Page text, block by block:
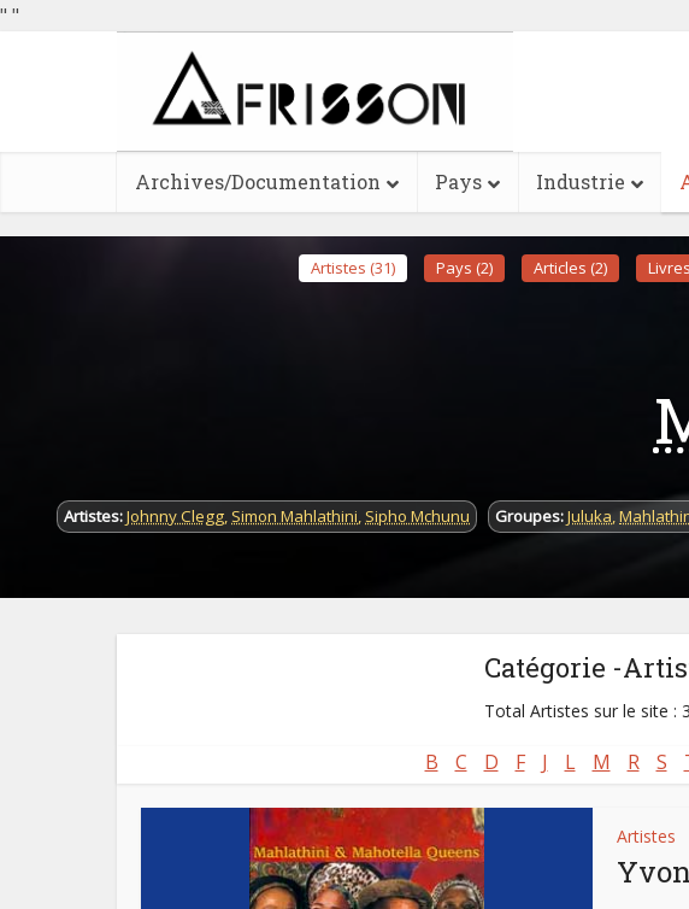
" "
Archives/Documentation Pays Industrie
Artistes (31) Pays (2) Articles (2)
Artistes:Johnny Clegg, Simon Mahlathini, Sipho Mchunu Groupes:Juluka,
Catégorie -
Total Artistes sur le site :
B C D F J L M R S
Artistes